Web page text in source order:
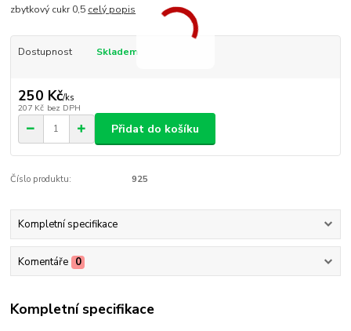
zbytkový cukr 0,5 celý popis
Dostupnost Skladem
250 Kč/ks
207 Kč bez DPH
Přidat do košíku
Číslo produktu: 925
Kompletní specifikace
Komentáře 0
Kompletní specifikace